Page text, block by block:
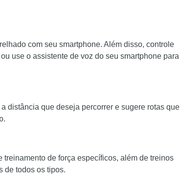
com seu smartphone. Além disso, controle
use o assistente de voz do seu smartphone para
distância que deseja percorrer e sugere rotas que
de força específicos, além de treinos
de todos os tipos.